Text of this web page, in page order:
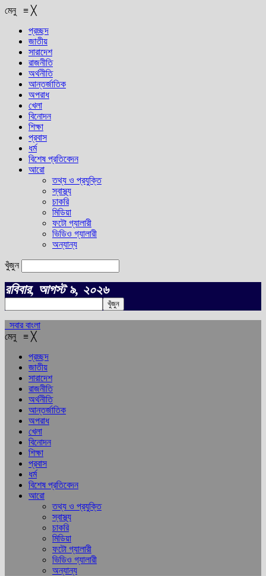
মেনু ≡ ╳
প্রচ্ছদ
জাতীয়
সারাদেশ
রাজনীতি
অর্থনীতি
আন্তর্জাতিক
অপরাধ
খেলা
বিনোদন
শিক্ষা
প্রবাস
ধর্ম
বিশেষ প্রতিবেদন
আরো
তথ্য ও প্রযুক্তি
স্বাস্থ্য
চাকরি
মিডিয়া
ফটো গ্যালারী
ভিডিও গ্যালারী
অন্যান্য
খুঁজুন
রবিবার, আগস্ট ৯, ২০২৬
সবার বাংলা
মেনু ≡ ╳
প্রচ্ছদ
জাতীয়
সারাদেশ
রাজনীতি
অর্থনীতি
আন্তর্জাতিক
অপরাধ
খেলা
বিনোদন
শিক্ষা
প্রবাস
ধর্ম
বিশেষ প্রতিবেদন
আরো
তথ্য ও প্রযুক্তি
স্বাস্থ্য
চাকরি
মিডিয়া
ফটো গ্যালারী
ভিডিও গ্যালারী
অন্যান্য